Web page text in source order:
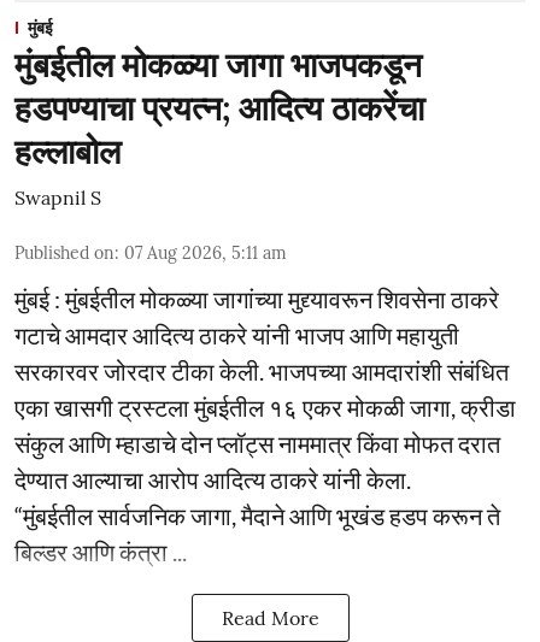
मुंबई
मुंबईतील मोकळ्या जागा भाजपकडून
हडपण्याचा प्रयत्न; आदित्य ठाकरेंचा
हल्लाबोल
Swapnil S
Published on: 07 Aug 2026, 5:11 am
मुंबई : मुंबईतील मोकळ्या जागांच्या मुद्द्यावरून शिवसेना ठाकरे
गटाचे आमदार आदित्य ठाकरे यांनी भाजप आणि महायुती
सरकारवर जोरदार टीका केली. भाजपच्या आमदारांशी संबंधित
एका खासगी ट्रस्टला मुंबईतील १६ एकर मोकळी जागा, क्रीडा
संकुल आणि म्हाडाचे दोन प्लॉट्स नाममात्र किंवा मोफत दरात
देण्यात आल्याचा आरोप आदित्य ठाकरे यांनी केला.
“मुंबईतील सार्वजनिक जागा, मैदाने आणि भूखंड हडप करून ते
बिल्डर आणि कंत्रा ...
Read More